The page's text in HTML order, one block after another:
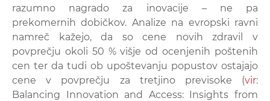
razumno nagrado za inovacije – ne pa
prekomernih dobičkov. Analize na evropski ravni
namreč kažejo, da so cene novih zdravil v
povprečju okoli 50 % višje od ocenjenih poštenih
cen ter da tudi ob upoštevanju popustov ostajajo
cene v povprečju za tretjino previsoke (vir:
Balancing Innovation and Access: Insights from